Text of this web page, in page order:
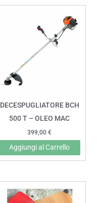
DECESPUGLIATORE BCH
500 T – OLEO MAC
399,00 €
Aggiungi al Carrello